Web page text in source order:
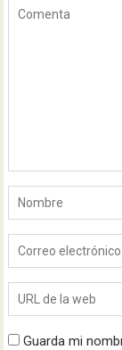
Guarda mi